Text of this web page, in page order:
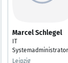
Marcel Schlegel
IT
Systemadministrator
Leipzig